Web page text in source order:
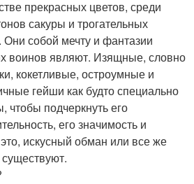
прекрасных цветов, среди
сакуры и трогательных
Они собой мечту и фантазии
воинов являют. Изящные, словно
кокетливые, остроумные и
гейши как будто специально
подчеркнуть его
его значимость и
искусный обман или все же